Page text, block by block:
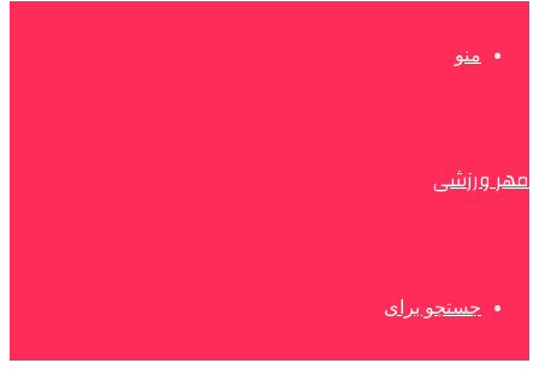
منو
مهر ورزشی
جستجو برای